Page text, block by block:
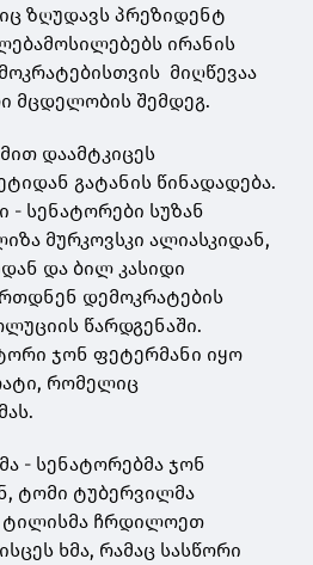
ზღუდავს პრეზიდენტ
ირანის
მიღწევაა
მცდელობის შემდეგ.
დაამტკიცეს
გატანის წინადადება.
სენატორები სუზან
მურკოვსკი ალიასკიდან,
და ბილ კასიდი
დემოკრატების
წარდგენაში.
ჯონ ფეტერმანი იყო
რომელიც
- სენატორებმა ჯონ
ტომი ტუბერვილმა
ტილისმა ჩრდილოეთ
ხმა, რამაც სასწორი